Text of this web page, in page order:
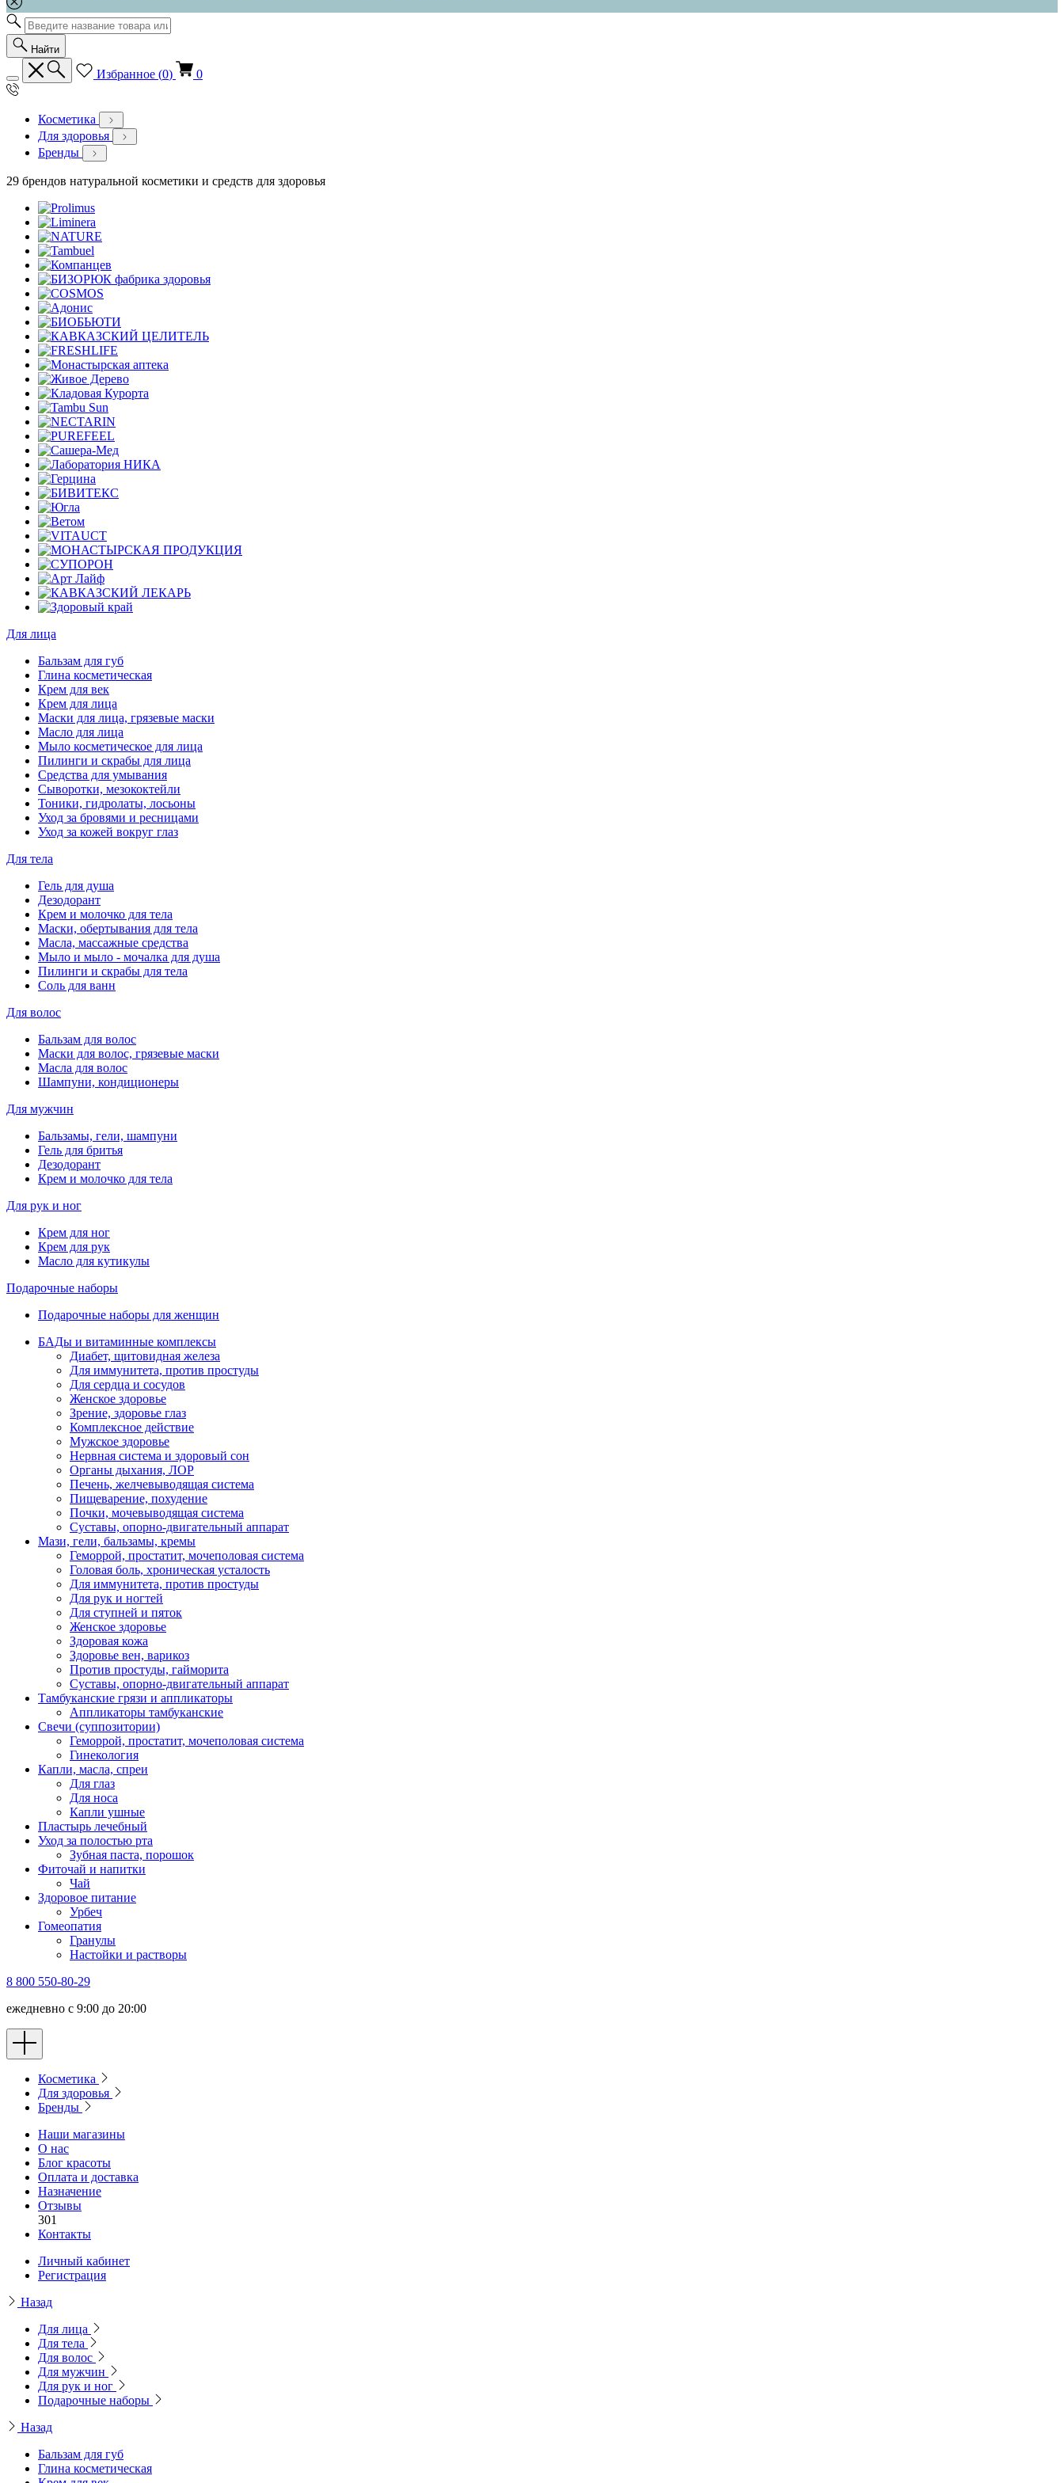
Найти
Избранное (0) 0
Косметика
Для здоровья
Бренды
29 брендов натуральной косметики и средств для здоровья
Для лица
Бальзам для губ
Глина косметическая
Крем для век
Крем для лица
Маски для лица, грязевые маски
Масло для лица
Мыло косметическое для лица
Пилинги и скрабы для лица
Средства для умывания
Сыворотки, мезококтейли
Тоники, гидролаты, лосьоны
Уход за бровями и ресницами
Уход за кожей вокруг глаз
Для тела
Гель для душа
Дезодорант
Крем и молочко для тела
Маски, обертывания для тела
Масла, массажные средства
Мыло и мыло - мочалка для душа
Пилинги и скрабы для тела
Соль для ванн
Для волос
Бальзам для волос
Маски для волос, грязевые маски
Масла для волос
Шампуни, кондиционеры
Для мужчин
Бальзамы, гели, шампуни
Гель для бритья
Дезодорант
Крем и молочко для тела
Для рук и ног
Крем для ног
Крем для рук
Масло для кутикулы
Подарочные наборы
Подарочные наборы для женщин
БАДы и витаминные комплексы
Диабет, щитовидная железа
Для иммунитета, против простуды
Для сердца и сосудов
Женское здоровье
Зрение, здоровье глаз
Комплексное действие
Мужское здоровье
Нервная система и здоровый сон
Органы дыхания, ЛОР
Печень, желчевыводящая система
Пищеварение, похудение
Почки, мочевыводящая система
Суставы, опорно-двигательный аппарат
Мази, гели, бальзамы, кремы
Геморрой, простатит, мочеполовая система
Головая боль, хроническая усталость
Для иммунитета, против простуды
Для рук и ногтей
Для ступней и пяток
Женское здоровье
Здоровая кожа
Здоровье вен, варикоз
Против простуды, гайморита
Суставы, опорно-двигательный аппарат
Тамбуканские грязи и аппликаторы
Аппликаторы тамбуканские
Свечи (суппозитории)
Геморрой, простатит, мочеполовая система
Гинекология
Капли, масла, спреи
Для глаз
Для носа
Капли ушные
Пластырь лечебный
Уход за полостью рта
Зубная паста, порошок
Фиточай и напитки
Чай
Здоровое питание
Урбеч
Гомеопатия
Гранулы
Настойки и растворы
8 800 550-80-29
ежедневно с 9:00 до 20:00
Косметика
Для здоровья
Бренды
Наши магазины
О нас
Блог красоты
Оплата и доставка
Назначение
Отзывы
301
Контакты
Личный кабинет
Регистрация
Назад
Для лица
Для тела
Для волос
Для мужчин
Для рук и ног
Подарочные наборы
Назад
Бальзам для губ
Глина косметическая